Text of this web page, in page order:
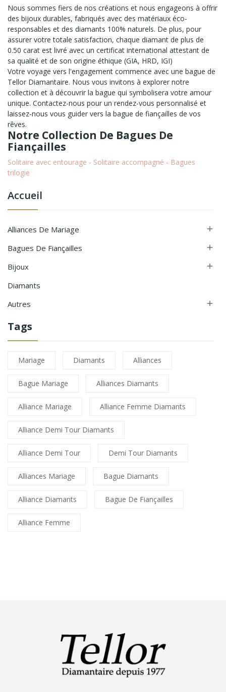
Accueil
Alliances De Mariage 
Bagues De Fiançailles 
Bijoux 
Diamants
Autres

Tags
Mariage Diamants Alliances
Bague Mariage Alliances Diamants
Alliance Mariage Alliance Femme Diamants
Alliance Demi Tour Diamants
Alliance Demi Tour Demi Tour Diamants
Alliances Mariage Bague Diamants
Alliance Diamants Bague De Fiançailles
Alliance Femme
Nous sommes fiers de nos créations et nous engageons à offrir
des bijoux durables, fabriqués avec des matériaux éco-
responsables et des diamants 100% naturels. De plus, pour
assurer votre totale satisfaction, chaque diamant de plus de
0.50 carat est livré avec un certificat international attestant de
sa qualité et de son origine éthique (GIA, HRD, IGI)
Votre voyage vers l'engagement commence avec une bague de
Tellor Diamantaire. Nous vous invitons à explorer notre
collection et à découvrir la bague qui symbolisera votre amour
unique. Contactez-nous pour un rendez-vous personnalisé et
laissez-nous vous guider vers la bague de fiançailles de vos
rêves.
Notre Collection De Bagues De
Fiançailles
Solitaire avec entourage - Solitaire accompagné - Bagues
trilogie